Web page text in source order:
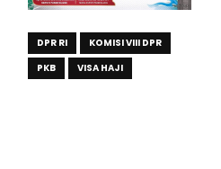
DPR RI
KOMISI VIII DPR
PKB
VISA HAJI